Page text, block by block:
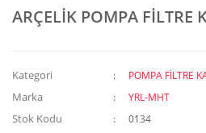
ARÇELİK POMPA FİLTRE
Kategori POMPA FİLTRE
Marka YRL-MHT
Stok Kodu 0134